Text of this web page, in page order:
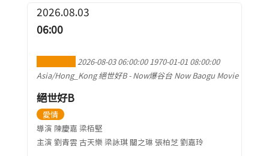
2026.08.03
06:00
2026-08-03 06:00:00 1970-01-01 08:00:00
Asia/Hong_Kong 絕世好B - Now爆谷台 Now Baogu Movie
絕世好B
愛情
導演 陳慶嘉 梁栢堅
主演 劉青雲 古天樂 梁詠琪 關之琳 張柏芝 劉嘉玲